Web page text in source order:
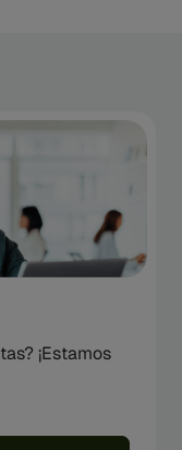
¡Estamos